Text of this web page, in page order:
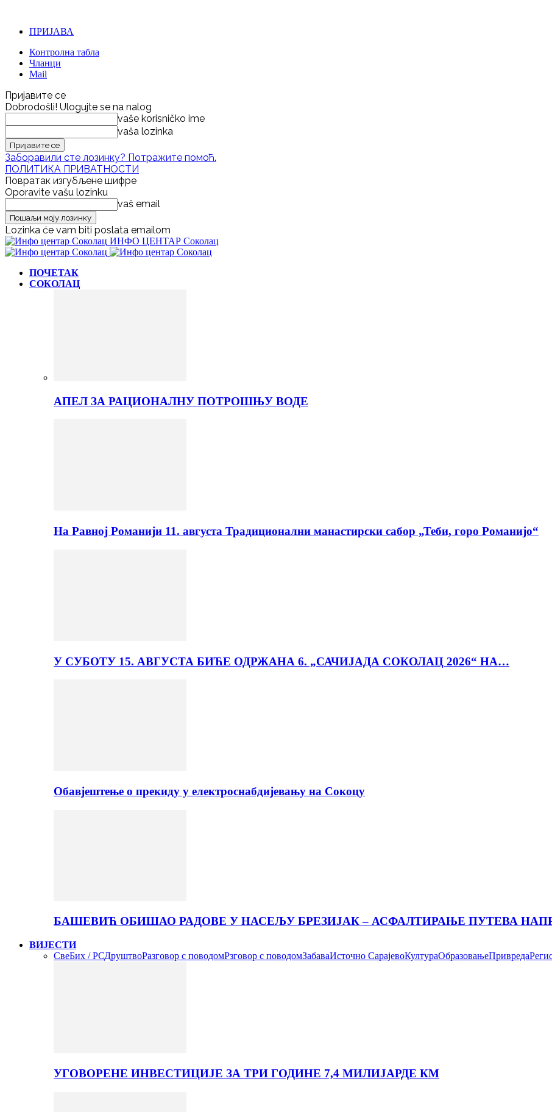
ПРИЈАВА
Контролна табла
Чланци
Mail
Пријавите се
Dobrodošli! Ulogujte se na nalog
vaše korisničko ime
vaša lozinka
Заборавили сте лозинку? Потражите помоћ.
ПОЛИТИКА ПРИВАТНОСТИ
Повратак изгубљене шифре
Oporavite vašu lozinku
vaš email
Lozinka će vam biti poslata emailom
ИНФО ЦЕНТАР Соколац
ПОЧЕТАК
СОКОЛАЦ
АПЕЛ ЗА РАЦИОНАЛНУ ПОТРОШЊУ ВОДЕ
На Равној Романији 11. августа Традиционални манастирски сабор „Теби, горо Романијо“
У СУБОТУ 15. АВГУСТА БИЋЕ ОДРЖАНА 6. „САЧИЈАДА СОКОЛАЦ 2026“ НА…
Обавјештење о прекиду у електроснабдијевању на Сокоцу
БАШЕВИЋ ОБИШАО РАДОВЕ У НАСЕЉУ БРЕЗИЈАК – АСФАЛТИРАЊЕ ПУТЕВА
ВИЈЕСТИ
СвеБих / РСДруштвоРазговор с поводомРзговор с поводомЗабаваИсточно СарајевоКултураОбразовањеПривреда
УГОВОРЕНЕ ИНВЕСТИЦИЈЕ ЗА ТРИ ГОДИНЕ 7,4 МИЛИЈАРДЕ КМ